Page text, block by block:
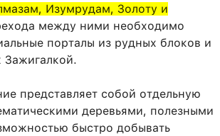
Изумрудам, Золоту и
между ними необходимо
порталы из рудных блоков и
Зажигалкой.
представляет собой отдельную
деревьями, полезными
быстро добывать